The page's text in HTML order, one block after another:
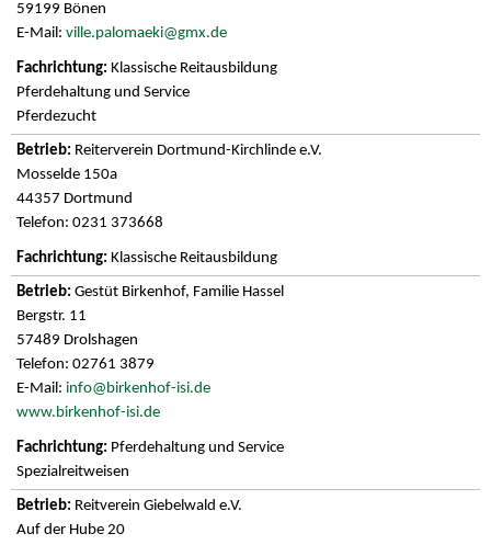
59199 Bönen
E-Mail: ville.palomaeki@gmx.de
Klassische Reitausbildung
Pferdehaltung und Service
Pferdezucht
Reiterverein Dortmund-Kirchlinde e.V.
Mosselde 150a
44357 Dortmund
Telefon: 0231 373668
Klassische Reitausbildung
Gestüt Birkenhof, Familie Hassel
Bergstr. 11
57489 Drolshagen
Telefon: 02761 3879
E-Mail: info@birkenhof-isi.de
www.birkenhof-isi.de
Pferdehaltung und Service
Spezialreitweisen
Reitverein Giebelwald e.V.
Auf der Hube 20